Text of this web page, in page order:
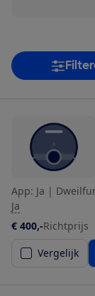
App: Ja |
Ja
€ 400,-Richtprijs
Vergelijk